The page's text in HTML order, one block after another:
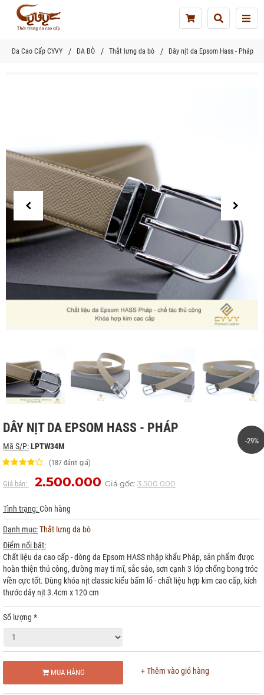
Da Cao Cấp CYVY DA BÒ Thắt lưng da bò Dây nịt da Epsom Hass - Pháp
-29%
DÂY NỊT DA EPSOM HASS - PHÁP
Mã S/P:LPTW34M
(187 đánh giá)
Giá bán: 2.500.000 Giá gốc: 3.500.000
Tình trạng:Còn hàng
Danh mục:Thắt lưng da bò
Điểm nổi bật:
Chất liệu da cao cấp - dòng da Epsom HASS nhập khẩu Pháp, sản phẩm được
hoàn thiện thủ công, đường may tỉ mĩ, sắc sảo, sơn cạnh 3 lớp chống bong tróc
viền cực tốt. Dùng khóa nịt classic kiểu bấm lổ - chất liệu hợp kim cao cấp, kích
thước dây nịt 3.4cm x 120 cm
Số lượng *
MUA HÀNG + Thêm vào giỏ hàng